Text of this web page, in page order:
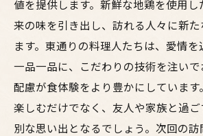
値を提供します。新鮮な地鶏を使用
来の味を引き出し、訪れる人々に新
ます。東通りの料理人たちは、愛情
一品一品に、こだわりの技術を注い
配慮が食体験をより豊かにしています
楽しむだけでなく、友人や家族と過
別な思い出となるでしょう。次回の